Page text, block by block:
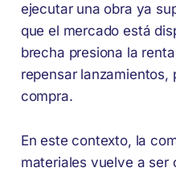
ejecutar una obra ya
que el mercado está
brecha presiona la
repensar lanzamientos,
compra.
En este contexto, la
materiales vuelve a ser